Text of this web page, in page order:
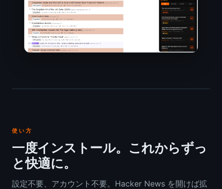
使い方
一度インストール。これからずっ
と快適に。
設定不要、アカウント不要。Hacker News を開けば拡